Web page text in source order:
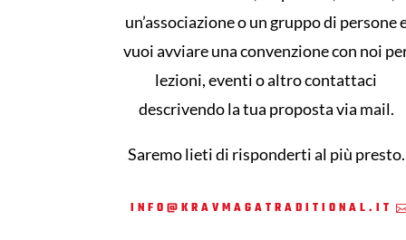
un’associazione o un gruppo di persone
vuoi avviare una convenzione con noi
lezioni, eventi o altro contattaci
descrivendo la tua proposta via mail.
Saremo lieti di risponderti al più presto.
INFO@KRAVMAGATRADITIONAL.IT